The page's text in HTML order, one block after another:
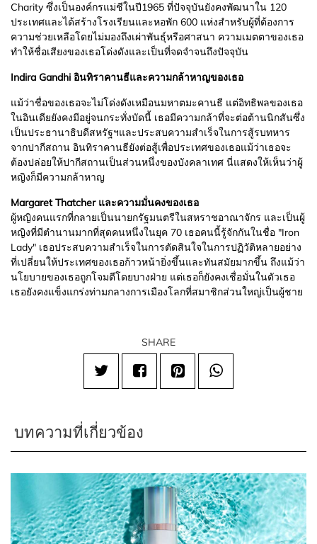
Charity ซึ่งเป็นองค์กรแม่ชีในปี1965 ที่ปัจจุบันยังคงพัฒนาใน 120
ประเทศและได้สร้างโรงเรียนและหอพัก 600 แห่งสำหรับผู้ที่ต้องการ
ความช่วยเหลือโดยไม่มองถึงเผ่าพันธุ์หรือศาสนา ความเมตตาของเธอ
ทำให้ชื่อเสียงของเธอโด่งดังและเป็นที่จดจำจนถึงปัจจุบัน
Indira Gandhi อินทิราคานธีและความกล้าหาญของเธอ
แม้ว่าชื่อของเธอจะไม่โด่งดังเหมือนมหาตมะคานธี แต่อิทธิพลของเธอ
ในอินเดียยังคงมีอยู่จนกระทั่งบัดนี้ เธอมีความกล้าที่จะต่อต้านนิกสันซึ่ง
เป็นประธานาธิบดีสหรัฐฯและประสบความสำเร็จในการสู้รบทหาร
จากปากีสถาน อินทิราคานธียังต่อสู้เพื่อประเทศของเธอแม้ว่าเธอจะ
ต้องปล่อยให้ปากีสถานเป็นส่วนหนึ่งของบังคลาเทศ นี่แสดงให้เห็นว่าผู้
หญิงก็มีความกล้าหาญ
Margaret Thatcher และความมั่นคงของเธอ
ผู้หญิงคนแรกที่กลายเป็นนายกรัฐมนตรีในสหราชอาณาจักร และเป็นผู้
หญิงที่มีตำนานมากที่สุดคนหนึ่งในยุค 70 เธอคนนี้รู้จักกันในชื่อ "Iron
Lady" เธอประสบความสำเร็จในการตัดสินใจในการปฏิวัติหลายอย่าง
ที่เปลี่ยนให้ประเทศของเธอก้าวหน้ายิ่งขึ้นและทันสมัยมากขึ้น ถึงแม้ว่า
นโยบายของเธอถูกโจมตีโดยบางฝ่าย แต่เธอก็ยังคงเชื่อมั่นในตัวเธอ
เธอยังคงแข็งแกร่งท่ามกลางการเมืองโลกที่สมาชิกส่วนใหญ่เป็นผู้ชาย
SHARE
บทความที่เกี่ยวข้อง